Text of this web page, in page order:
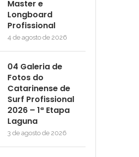
Master e
Longboard
Profissional
4 de agosto de 2026
04 Galeria de
Fotos do
Catarinense de
Surf Profissional
2026 – 1ª Etapa
Laguna
3 de agosto de 2026